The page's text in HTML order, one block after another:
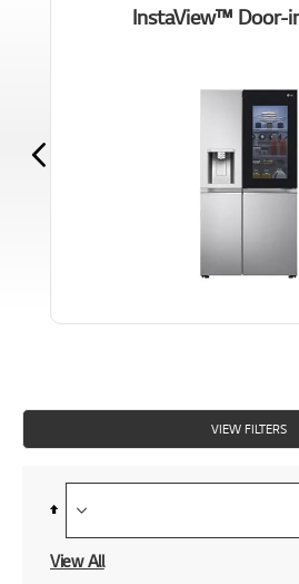
VIEW FILTERS
Set
DirectionView All